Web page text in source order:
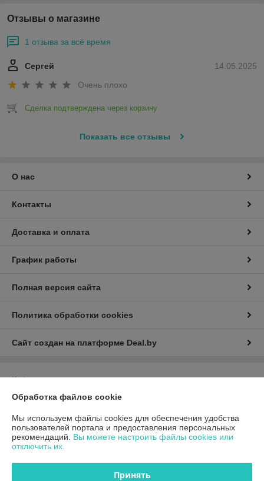
Отзывы о магазине
1 отзыва за всё время
14.05.2025
Сергей
Очень плохо
Сделка подтверждена через корзину
Показать все отзывы
О нас
Контакты
Доставка и оплата
График работы
Полная версия сайта
Политика обработки cookies
Сайт создан на платформе Deal.by
Информация для покупателя
Юридическое лицо:Общество с ограниченной ответственностью
г. Минск, ул. Инженерная, 28, каб. 11
Регистрационный номер ЕГР: 193790359
Регистрационный орган: Минский горисполком
Обработка файлов cookie
Мы используем файлы cookies для обеспечения удобства
пользователей портала и предоставления персональных
рекомендаций. Вы можете настроить файлы cookies или
отключить их.
Принять